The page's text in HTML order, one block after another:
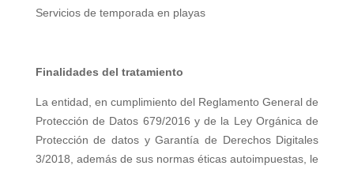
Servicios de temporada en playas
Finalidades del tratamiento
La entidad, en cumplimiento del Reglamento General de
Protección de Datos 679/2016 y de la Ley Orgánica de
Protección de datos y Garantía de Derechos Digitales
3/2018, además de sus normas éticas autoimpuestas, le